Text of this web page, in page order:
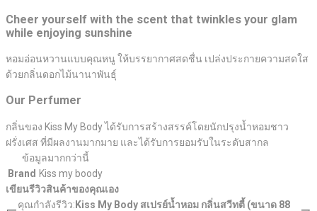
Cheer yourself with the scent that twinkles your glam
while enjoying sunshine
หอมอ่อนหวานแบบคุณหนู ให้บรรยากาศสดชื่น เปล่งประกายความสดใส
ด้วยกลิ่นดอกไม้นานาพันธุ์
Our Perfumer
กลิ่นของ Kiss My Body ได้รับการสร้างสรรค์โดยนักปรุงน้ำหอมชาว
ฝรั่งเศส ที่มีผลงานมากมาย และได้รับการยอมรับในระดับสากล
ข้อมูลมากกว่านี้
Brand Kiss my boody
เขียนรีวิวสินค้าของคุณเอง
คุณกำลังรีวิว: Kiss My Body สเปรย์น้ำหอม กลิ่นสวีทตี้ (ขนาด 88